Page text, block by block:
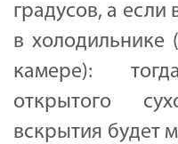
градусов, а если
в холодильнике
камере):
открытого
вскрытия будет